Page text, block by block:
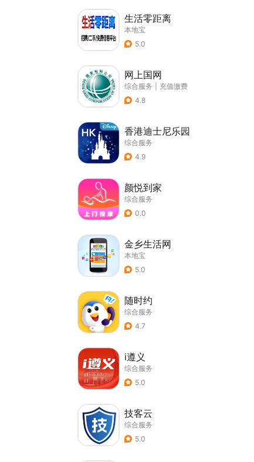
生活零距离
本地宝
5.0
网上国网
综合服务
充值缴费
4.8
香港迪士尼乐园
综合服务
4.9
颜悦到家
综合服务
0.0
金乡生活网
本地宝
5.0
随时约
综合服务
4.7
i遵义
综合服务
5.0
技客云
综合服务
5.0